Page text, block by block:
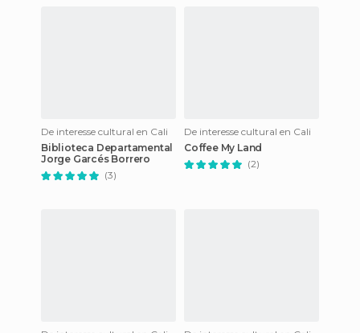
De interesse cultural en Cali
Biblioteca Departamental
Jorge Garcés Borrero
(3)
De interesse cultural en Cali
Coffee My Land
(2)